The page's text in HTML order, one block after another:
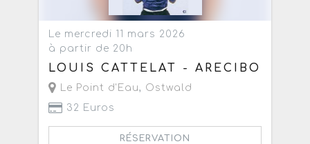
Le mercredi 11 mars 2026
à partir de 20h
LOUIS CATTELAT - ARECIBO
Le Point d'Eau, Ostwald
32 Euros
RÉSERVATION